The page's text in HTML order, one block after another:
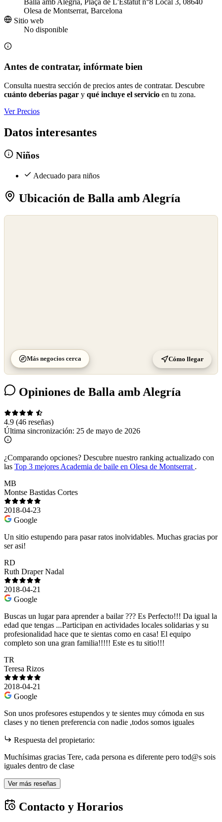
Balla amb Alegría, Plaça de L'Estatut n°8 Local 3, 08640
Olesa de Montserrat, Barcelona
Sitio web
No disponible
Antes de contratar, infórmate bien
Consulta nuestra sección de precios antes de contratar. Descubre
cuánto deberías pagar y qué incluye el servicio en tu zona.
Ver Precios
Datos interesantes
Niños
Adecuado para niños
Ubicación de Balla amb Alegría
Más negocios cerca Cómo llegar
Opiniones de Balla amb Alegría
4.9 (46 reseñas)
Última sincronización: 25 de mayo de 2026
¿Comparando opciones? Descubre nuestro ranking actualizado con
las Top 3 mejores Academia de baile en Olesa de Montserrat .
MB
Montse Bastidas Cortes
2018-04-23
Google
Un sitio estupendo para pasar ratos inolvidables. Muchas gracias por
ser asi!
RD
Ruth Draper Nadal
2018-04-21
Google
Buscas un lugar para aprender a bailar ??? Es Perfecto!!! Da igual la
edad que tengas ...Participan en actividades locales solidarias y su
profesionalidad hace que te sientas como en casa! El equipo
completo son una gran familia!!!!! Este es tu sitio!!!
TR
Teresa Rizos
2018-04-21
Google
Son unos profesores estupendos y te sientes muy cómoda en sus
clases y no tienen preferencia con nadie ,todos somos iguales
Respuesta del propietario:
Muchísimas gracias Tere, cada persona es diferente pero tod@s sois
iguales dentro de clase
Ver más reseñas
Contacto y Horarios